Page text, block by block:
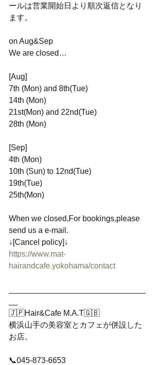
ールは営業開始日より順次返信となり
ます。
on Aug&Sep
We are closed…
[Aug]
7th (Mon) and 8th(Tue)
14th (Mon)
21st(Mon) and 22nd(Tue)
28th (Mon)
[Sep]
4th (Mon)
10th (Sun) to 12nd(Tue)
19th(Tue)
25th(Mon)
When we closed,For bookings,please
send us a e-mail.
↓[Cancel policy]↓
https://www.mat-
hairandcafe.yokohama/contact
🇯🇵Hair&Cafe M.A.T🇬🇧
横浜山手の美容室とカフェが併設した
お店。
📞045-873-6653